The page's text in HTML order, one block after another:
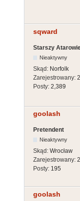
sqward
Starszy
Nieaktywny
Skąd: Norfolk
Zarejestrowany:
Posty: 2,389
goolash
Pretendent
Nieaktywny
Skąd: Wrocław
Zarejestrowany:
Posty: 195
goolash